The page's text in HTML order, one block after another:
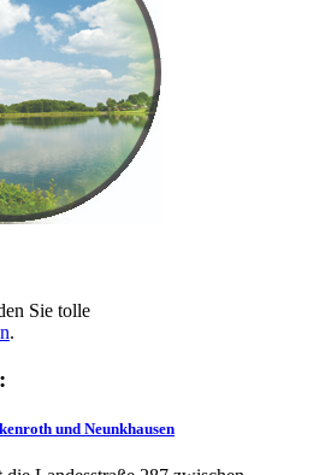
Sie tolle
.
und Neunkhausen